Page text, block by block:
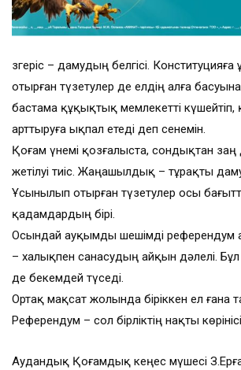
Өзгеріс – дамудың белгісі.
отырған түзетулер де елдің алға
бастама құқықтық мемлекетті күшейтіп,
арттыруға ықпал етеді деп сенемін.
Қоғам үнемі қозғалыста, сондықтан заң
жетілуі тиіс. Жаңашылдық – тұрақты
Ұсынылып отырған түзетулер осы
қадамдардың бірі.
Осындай ауқымды шешімді референдум
– халықпен санасудың айқын дәлелі. Бұл
де бекемдей түседі.
Ортақ мақсат жолында біріккен ел ғана
Референдум – сол бірліктің нақты
Аудандық Қоғамдық кеңес мүшесі